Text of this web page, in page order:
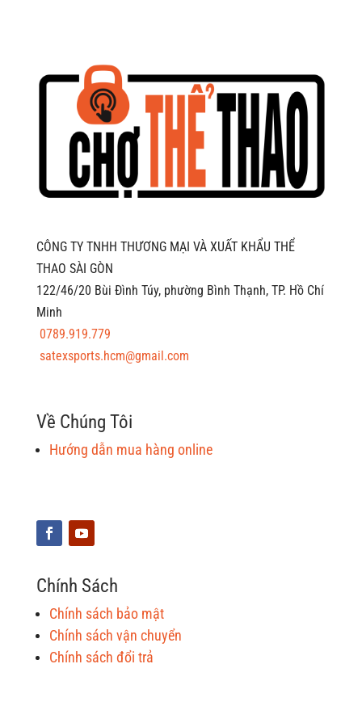
CÔNG TY TNHH THƯƠNG MẠI VÀ XUẤT KHẨU THỂ
THAO SÀI GÒN
122/46/20 Bùi Đình Túy, phường Bình Thạnh, TP. Hồ Chí
Minh
0789.919.779
satexsports.hcm@gmail.com
Về Chúng Tôi
Hướng dẫn mua hàng online
Chính Sách
Chính sách bảo mật
Chính sách vận chuyển
Chính sách đổi trả